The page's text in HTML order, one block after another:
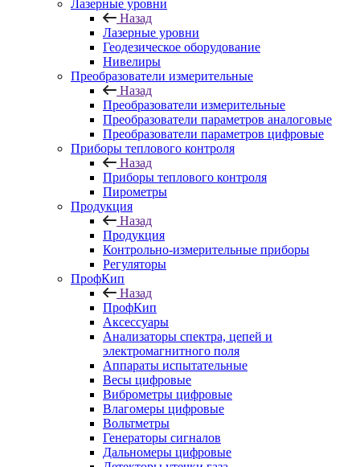
Лазерные уровни
Назад
Лазерные уровни
Геодезическое оборудование
Нивелиры
Преобразователи измерительные
Назад
Преобразователи измерительные
Преобразователи параметров аналоговые
Преобразователи параметров цифровые
Приборы теплового контроля
Назад
Приборы теплового контроля
Пирометры
Продукция
Назад
Продукция
Контрольно-измерительные приборы
Регуляторы
ПрофКип
Назад
ПрофКип
Аксессуары
Анализаторы спектра, цепей и
электромагнитного поля
Аппараты испытательные
Весы цифровые
Виброметры цифровые
Влагомеры цифровые
Вольтметры
Генераторы сигналов
Дальномеры цифровые